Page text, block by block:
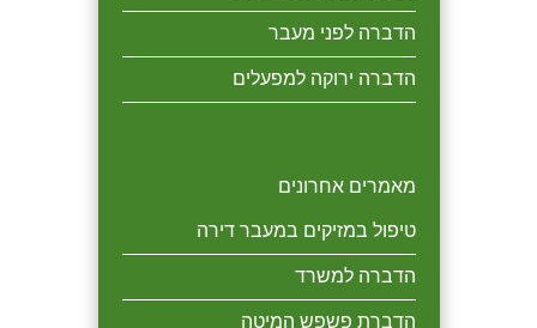
הדברה לפני מעבר
הדברה ירוקה למפעלים
מאמרים אחרונים
טיפול במזיקים במעבר דירה
הדברה למשרד
הדברת פשפש המיטה